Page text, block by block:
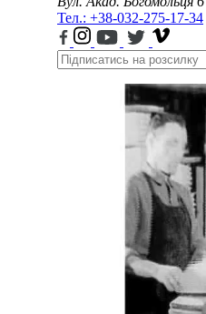
Тел.: +38-032-275-17-34